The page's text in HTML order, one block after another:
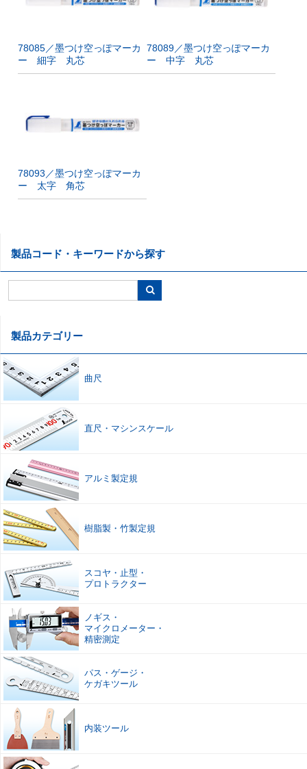
78085／墨つけ空っぽマーカ
ー 細字 丸芯
78089／墨つけ空っぽマーカ
ー 中字 丸芯
78093／墨つけ空っぽマーカ
ー 太字 角芯
製品コード・キーワードから探す
製品カテゴリー
曲尺
直尺 ・ マシンスケール
アルミ製定規
樹脂製 ・ 竹製定規
スコヤ ・ 止型 ・
プロトラクター
ノギス ・
マイクロメーター ・
精密測定
パス ・ ゲージ ・
ケガキツール
内装ツール